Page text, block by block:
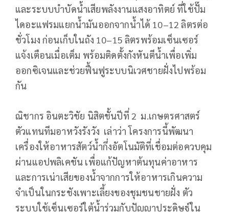
และระบบบำบัดน้ำเสียพลังงานแสงอาทิตย์ ที่ใช้ปั๊ม
ไดอะแฟรมแยกน้ำมันออกจากน้ำได้ 10–12 ลิตรต่อ
ชั่วโมง ก่อนเก็บในถัง 10–15 ลิตรพร้อมเซ็นเซอร์
แจ้งเตือนเมื่อเต็ม พร้อมติดตั้งกังหันตีน้ำเพื่อเพิ่ม
ออกซิเจนและช่วยฟื้นฟูระบบนิเวศชายฝั่งไปพร้อม
กัน
ณิชากร อินตะวิชัย นิสิตชั้นปีที่ 2 ม.เกษตรศาสตร์
ตัวแทนทีมอาหวังรังวัง เล่าว่า โครงการนี้พัฒนา
เครื่องให้อาหารสัตว์น้ำกึ่งอัตโนมัติที่เชื่อมต่อควบคุม
ผ่านแอปพลิเคชัน เพื่อแก้ปัญหาต้นทุนค่าอาหาร
และการเน่าเสียของน้ำจากการให้อาหารเกินความ
จำเป็นในกระชังเพาะเลี้ยงของชุมชนชายฝั่ง ตัว
ระบบใช้เซ็นเซอร์ใต้น้ำร่วมกับปัญญาประดิษฐ์ใน